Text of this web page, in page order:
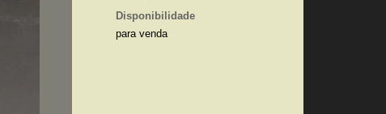
Disponibilidade
para venda